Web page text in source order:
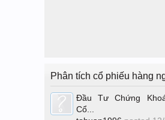
Phân tích cổ phiếu hàng
Đầu Tư Chứng
Cổ...